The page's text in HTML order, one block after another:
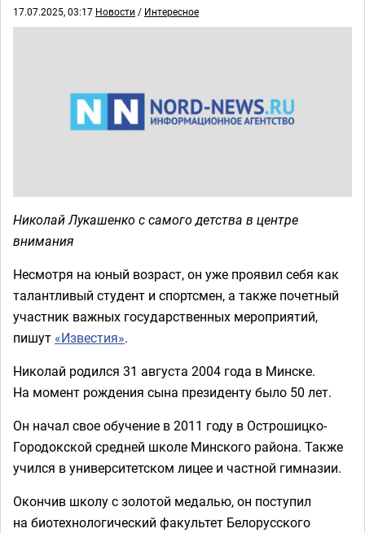
17.07.2025, 03:17 Новости / Интересное
Николай Лукашенко с самого детства в центре
внимания
Несмотря на юный возраст, он уже проявил себя как
талантливый студент и спортсмен, а также почетный
участник важных государственных мероприятий,
пишут «Известия».
Николай родился 31 августа 2004 года в Минске.
На момент рождения сына президенту было 50 лет.
Он начал свое обучение в 2011 году в Острошицко-
Городокской средней школе Минского района. Также
учился в университетском лицее и частной гимназии.
Окончив школу с золотой медалью, он поступил
на биотехнологический факультет Белорусского